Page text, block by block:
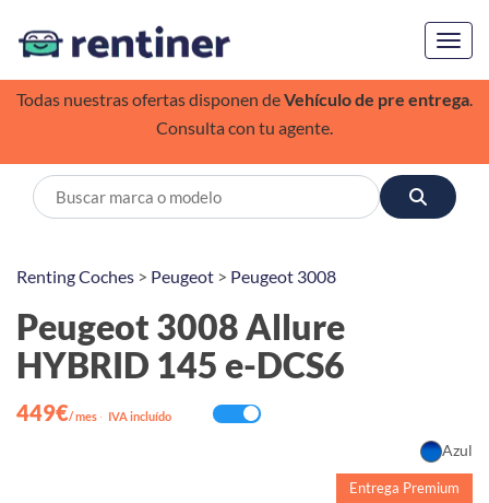
Todas nuestras ofertas disponen deVehículo de pre entrega.
Consulta con tu agente.
Renting Coches > Peugeot > Peugeot 3008
Peugeot 3008 Allure
HYBRID 145 e-DCS6
449€/ mes · IVA incluído
Azul
Entrega Premium